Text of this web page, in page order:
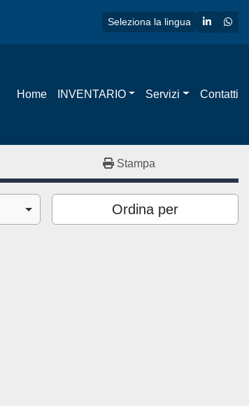
Seleziona la lingua linkedin
Home INVENTARIO Servizi Contatti
Stampa
Ordina per